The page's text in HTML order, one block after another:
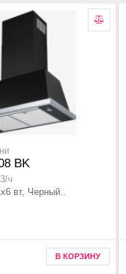
BK
ч
вт, Черный..
В КОРЗИНУ